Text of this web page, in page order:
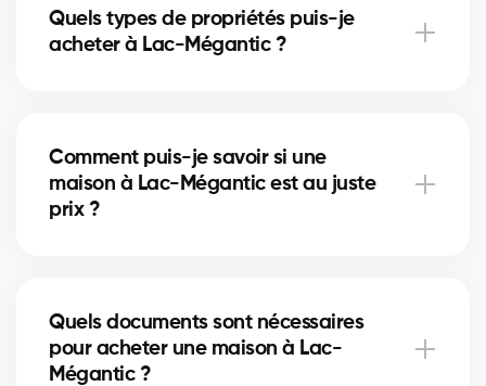
courtiers vous conseillent en fonction des tendances
actuelles afin de maximiser votre investissement.
Quels types de propriétés puis-je
acheter à Lac-Mégantic ?
immeuble locatif. Nos courtiers vous aident à trouver
la propriété qui correspond à vos objectifs et à votre
budget.
Comment puis-je savoir si une
maison à Lac-Mégantic est au juste
prix ?
l’emplacement pour vous donner une estimation
précise et vous éviter de surpayer.
Quels documents sont nécessaires
pour acheter une maison à Lac-
Mégantic ?